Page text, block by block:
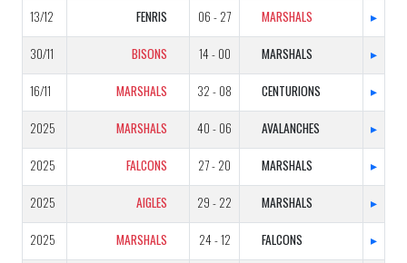
13/12 FENRIS 06 - 27 MARSHALS ▸
30/11 BISONS 14 - 00 MARSHALS ▸
16/11 MARSHALS 32 - 08 CENTURIONS ▸
2025 MARSHALS 40 - 06 AVALANCHES ▸
2025 FALCONS 27 - 20 MARSHALS ▸
2025 AIGLES 29 - 22 MARSHALS ▸
2025 MARSHALS 24 - 12 FALCONS ▸